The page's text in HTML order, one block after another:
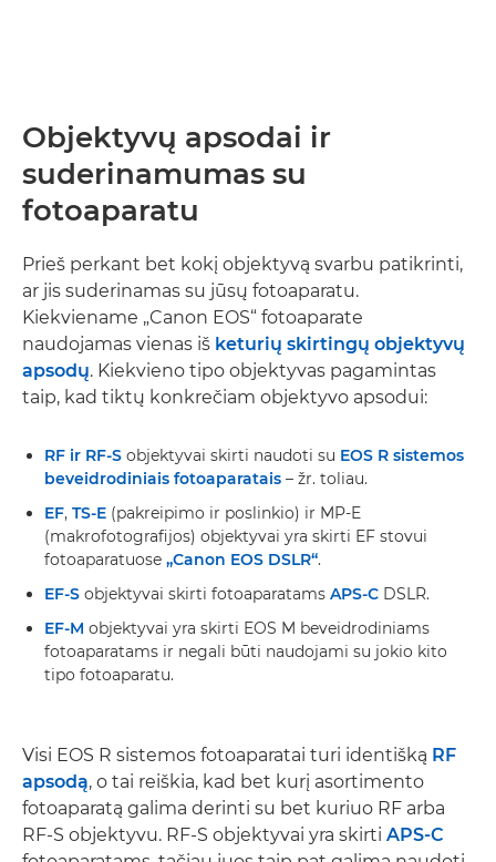
Objektyvų apsodai ir
suderinamumas su
fotoaparatu
Prieš perkant bet kokį objektyvą svarbu patikrinti,
ar jis suderinamas su jūsų fotoaparatu.
Kiekviename „Canon EOS“ fotoaparate
naudojamas vienas iš keturių skirtingų objektyvų
apsodų. Kiekvieno tipo objektyvas pagamintas
taip, kad tiktų konkrečiam objektyvo apsodui:
RF ir RF-S objektyvai skirti naudoti su EOS R sistemos
beveidrodiniais fotoaparatais – žr. toliau.
EF, TS-E (pakreipimo ir poslinkio) ir MP-E
(makrofotografijos) objektyvai yra skirti EF stovui
fotoaparatuose „Canon EOS DSLR“.
EF-S objektyvai skirti fotoaparatams APS-C DSLR.
EF-M objektyvai yra skirti EOS M beveidrodiniams
fotoaparatams ir negali būti naudojami su jokio kito
tipo fotoaparatu.
Visi EOS R sistemos fotoaparatai turi identišką RF
apsodą, o tai reiškia, kad bet kurį asortimento
fotoaparatą galima derinti su bet kuriuo RF arba
RF-S objektyvu. RF-S objektyvai yra skirti APS-C